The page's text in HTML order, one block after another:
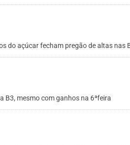
do açúcar fecham pregão de altas nas
B3, mesmo com ganhos na 6ªfeira